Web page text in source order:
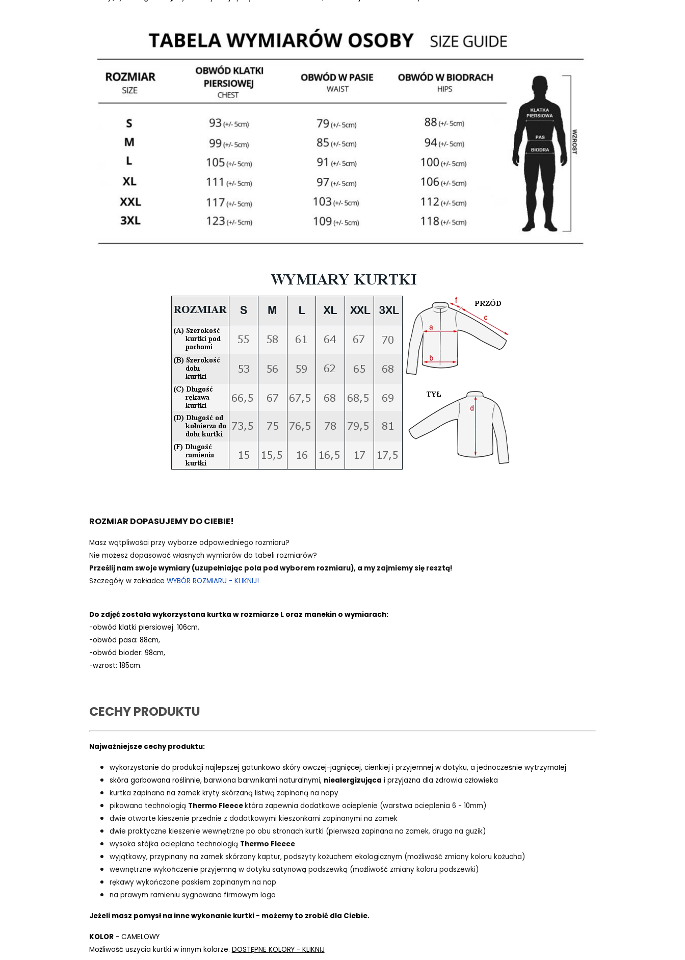
ROZMIAR DOPASUJEMY DO CIEBIE!
Masz wątpliwości przy wyborze odpowiedniego rozmiaru?
Nie możesz dopasować własnych wymiarów do tabeli rozmiarów?
Prześlij nam swoje wymiary (uzupełniając pola pod wyborem rozmiaru), a my zajmiemy się resztą!
Szczegóły w zakładce WYBÓR ROZMIARU - KLIKNIJ!
Do zdjęć została wykorzystana kurtka w rozmiarze L oraz manekin o wymiarach:
-obwód klatki piersiowej: 106cm,
-obwód pasa: 88cm,
-obwód bioder: 98cm,
-wzrost: 185cm.
CECHY PRODUKTU
Najważniejsze cechy produktu:
wykorzystanie do produkcji najlepszej gatunkowo skóry owczej-jagnięcej, cienkiej i przyjemnej w dotyku, a jednocześnie wytrzymałej
skóra garbowana roślinnie, barwiona barwnikami naturalnymi, niealergizująca i przyjazna dla zdrowia człowieka
kurtka zapinana na zamek kryty skórzaną listwą zapinaną na napy
pikowana technologią Thermo Fleecektóra zapewnia dodatkowe ocieplenie (warstwa ocieplenia 6 - 10mm)
dwie otwarte kieszenie przednie z dodatkowymi kieszonkami zapinanymi na zamek
dwie praktyczne kieszenie wewnętrzne po obu stronach kurtki (pierwsza zapinana na zamek, druga na guzik)
wysoka stójka ocieplana technologią Thermo Fleece
wyjątkowy, przypinany na zamek skórzany kaptur, podszyty kożuchem ekologicznym (możliwość zmiany koloru kożucha)
wewnętrzne wykończenie przyjemną w dotyku satynową podszewką (możliwość zmiany koloru podszewki)
rękawy wykończone paskiem zapinanym na nap
na prawym ramieniu sygnowana firmowym logo
Jeżeli masz pomysł na inne wykonanie kurtki - możemy to zrobić dla Ciebie.
KOLOR- CAMELOWY
Możliwość uszycia kurtki w innym kolorze. DOSTĘPNE KOLORY - KLIKNIJ